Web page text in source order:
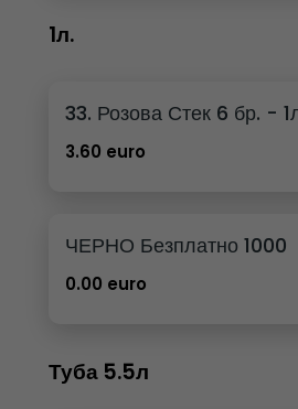
1л.
33. Розова Стек 6 бр. -
3.60 euro
ЧЕРНО Безплатно 1000
0.00 euro
Туба 5.5л